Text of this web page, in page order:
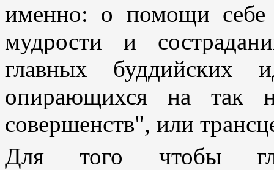
именно: о помощи
мудрости и
главных буддийских
опирающихся на так
совершенств", или
Для того чтобы